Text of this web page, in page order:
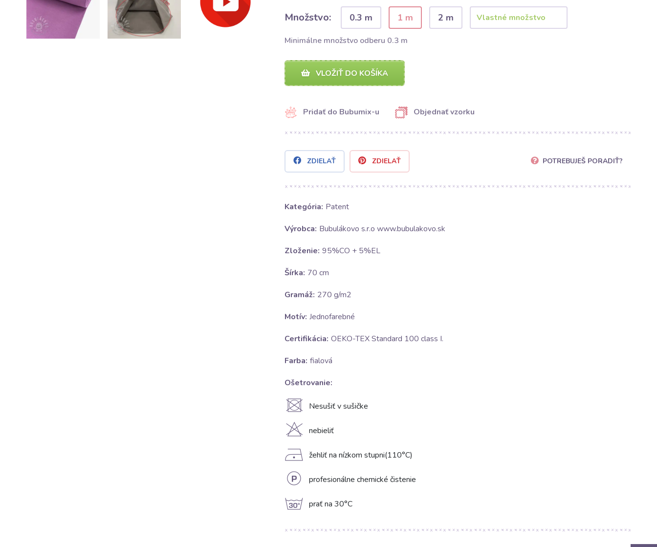
Množstvo: 0.3 m 1 m 2 m
Minimálne množstvo odberu 0.3 m
VLOŽIŤ DO KOŠÍKA
Pridať do Bubumix-u Objednať vzorku
ZDIELAŤ ZDIELAŤ POTREBUJEŠ PORADIŤ?
Kategória: Patent
Výrobca: Bubulákovo s.r.o www.bubulakovo.sk
Zloženie: 95%CO + 5%EL
Šírka: 70 cm
Gramáž: 270 g/m2
Motív: Jednofarebné
Certifikácia: OEKO-TEX Standard 100 class I.
Farba: fialová
Ošetrovanie:
U Nesušiť v sušičke
H nebieliť
D žehliť na nízkom stupni(110°C)
L profesionálne chemické čistenie
g prať na 30°C